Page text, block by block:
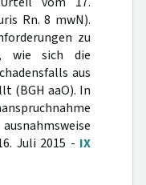
Rn. 8 mwN).
zu
wie sich die
aus
(BGH aaO). In
Juli 2015 - IX